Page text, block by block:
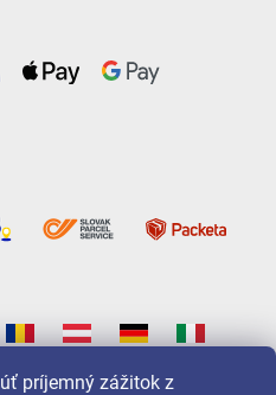
príjemný zážitok z